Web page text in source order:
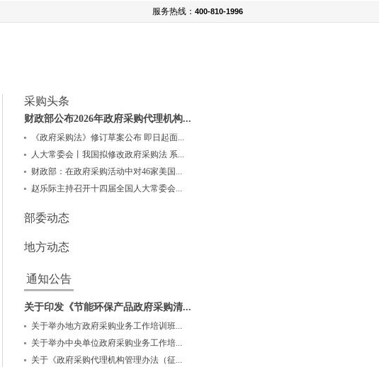
服务热线： 400-810-1996
采购头条
财政部公布2026年政府采购代理机构...
《政府采购法》修订草案公布 即日起面...
人大常委会丨我国拟修改政府采购法 系...
财政部：在政府采购活动中对46家美国...
赵乐际主持召开十四届全国人大常委会...
部委动态
地方动态
通知公告
关于印发《节能环保产品政府采购清...
关于举办地方政府采购业务工作培训班...
关于举办中央单位政府采购业务工作培...
关于《政府采购代理机构管理办法（征...